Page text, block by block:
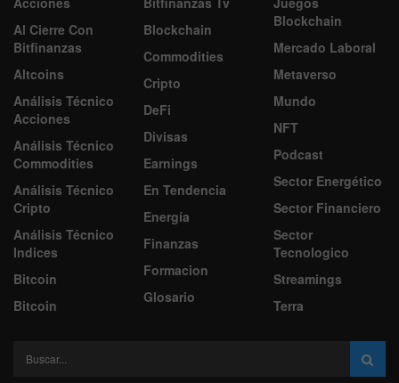
Al Cierre Con
Bitfinanzas
Altcoins
Análisis Técnico
Acciones
Análisis Técnico
Commodities
Análisis Técnico
Cripto
Análisis Técnico
Indices
Bitcoin
Bitcoin
Blockchain
Commodities
Cripto
DeFi
Divisas
Earnings
En Tendencia
Energía
Finanzas
Formacion
Glosario
Blockchain
Mercado Laboral
Metaverso
Mundo
NFT
Podcast
Sector Energético
Sector Financiero
Sector
Tecnologico
Streamings
Terra